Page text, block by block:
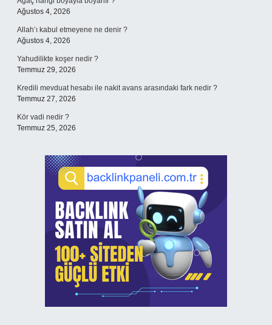
Ağustos 4, 2026
Allah’ı kabul etmeyene ne denir ?
Ağustos 4, 2026
Yahudilikte koşer nedir ?
Temmuz 29, 2026
Kredili mevduat hesabı ile nakit avans arasındaki fark nedir ?
Temmuz 27, 2026
Kör vadi nedir ?
Temmuz 25, 2026